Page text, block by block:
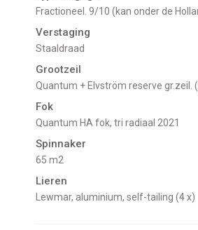
Fractioneel. 9/10 (kan onder de
Verstaging
Staaldraad
Grootzeil
Quantum + Elvström reserve
Fok
Quantum HA fok, tri radiaal 2021
Spinnaker
65 m2
Lieren
Lewmar, aluminium, self-tailing (4 x)